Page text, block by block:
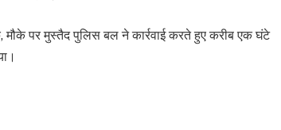
मौके पर मुस्तैद पुलिस बल ने कार्रवाई करते हुए करीब एक घंटे